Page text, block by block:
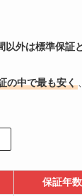
以外は標準保証
の中で最も安く
保証年数